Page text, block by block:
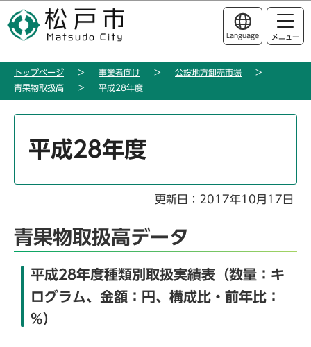
の
ー
このページの本文へ移動
Language メニュー
トップページ 事業者向け
公設地方卸売市場
青果物取扱高
平成28年度
平成28年度
更新日：2017年10月17日
青果物取扱高データ
平成28年度種類別取扱実績表（数量：キ
ログラム、金額：円、構成比・前年比：
%）